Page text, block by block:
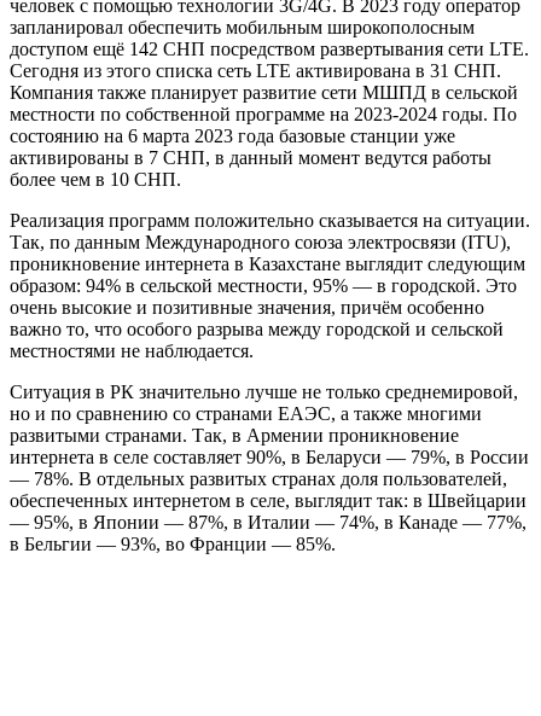
человек с помощью технологии 3G/4G. В 2023 году оператор
запланировал обеспечить мобильным широкополосным
доступом ещё 142 СНП посредством развертывания сети LTE.
Сегодня из этого списка сеть LTE активирована в 31 СНП.
Компания также планирует развитие сети МШПД в сельской
местности по собственной программе на 2023-2024 годы. По
состоянию на 6 марта 2023 года базовые станции уже
активированы в 7 СНП, в данный момент ведутся работы
более чем в 10 СНП.
Реализация программ положительно сказывается на ситуации.
Так, по данным Международного союза электросвязи (ITU),
проникновение интернета в Казахстане выглядит следующим
образом: 94% в сельской местности, 95% — в городской. Это
очень высокие и позитивные значения, причём особенно
важно то, что особого разрыва между городской и сельской
местностями не наблюдается.
Ситуация в РК значительно лучше не только среднемировой,
но и по сравнению со странами ЕАЭС, а также многими
развитыми странами. Так, в Армении проникновение
интернета в селе составляет 90%, в Беларуси — 79%, в России
— 78%. В отдельных развитых странах доля пользователей,
обеспеченных интернетом в селе, выглядит так: в Швейцарии
— 95%, в Японии — 87%, в Италии — 74%, в Канаде — 77%,
в Бельгии — 93%, во Франции — 85%.